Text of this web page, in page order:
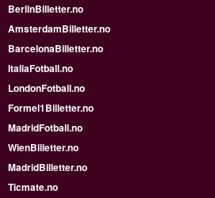
BerlinBilletter.no
AmsterdamBilletter.no
BarcelonaBilletter.no
ItaliaFotball.no
LondonFotball.no
Formel1Billetter.no
MadridFotball.no
WienBilletter.no
MadridBilletter.no
Ticmate.no